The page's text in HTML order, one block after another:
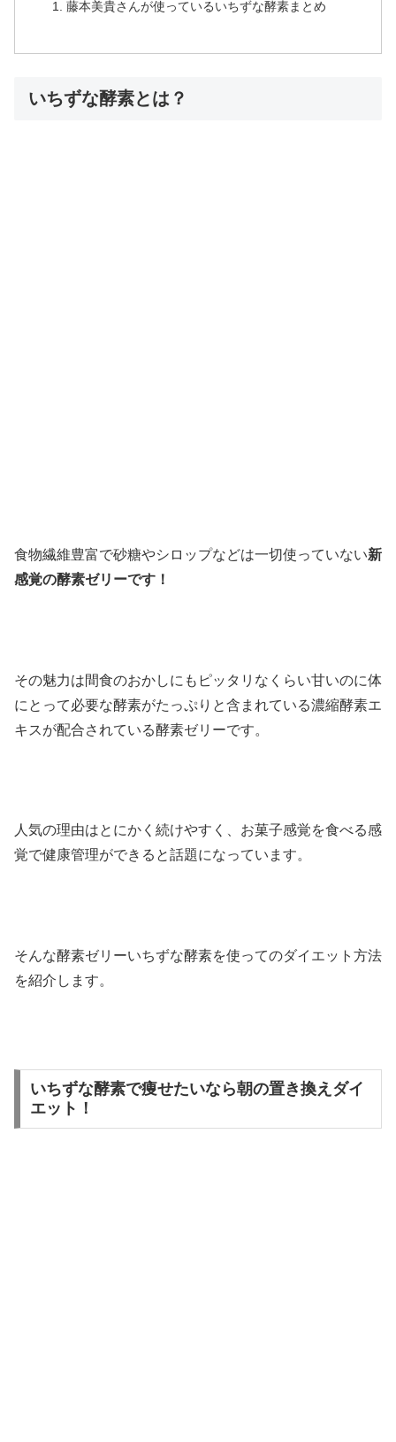
藤本美貴さんが使っているいちずな酵素まとめ
いちずな酵素とは？
食物繊維豊富で砂糖やシロップなどは一切使っていない新
感覚の酵素ゼリーです！
その魅力は間食のおかしにもピッタリなくらい甘いのに体
にとって必要な酵素がたっぷりと含まれている濃縮酵素エ
キスが配合されている酵素ゼリーです。
人気の理由はとにかく続けやすく、お菓子感覚を食べる感
覚で健康管理ができると話題になっています。
そんな酵素ゼリーいちずな酵素を使ってのダイエット方法
を紹介します。
いちずな酵素で痩せたいなら朝の置き換えダイ
エット！